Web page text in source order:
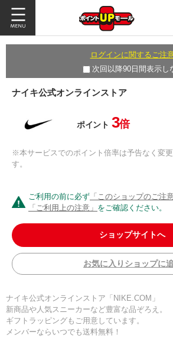
ログインに関するご注
次回以降90日間表示し
ナイキ公式オンラインストア
ポイント 3倍
※本サービスでのポイント倍率は予告なく変
す。
ご利用の前に必ず 「このショップのご注
「ご利用上の注意」 をご確認ください。
ショップサイトへ
お気に入りショップに
ナイキ公式オンラインストア「NIKE.COM」
新商品や人気スニーカーなど豊富な品ぞろえ。
ギフトラッピングもご用意しています。
メンバーならいつでも送料無料！